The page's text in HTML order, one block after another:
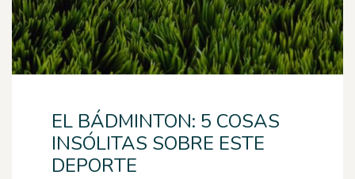
EL BÁDMINTON: 5 COSAS
INSÓLITAS SOBRE ESTE
DEPORTE